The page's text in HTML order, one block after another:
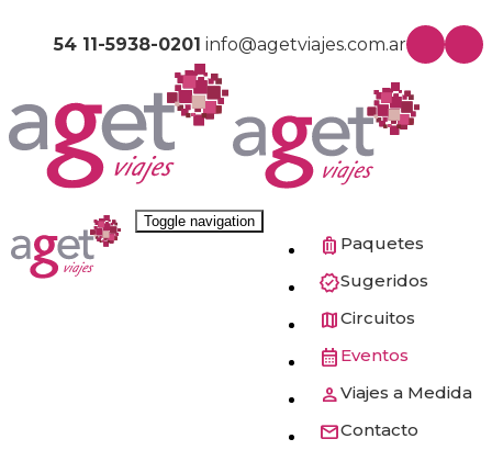
54 11-5938-0201 info@agetviajes.com.ar
Toggle navigation
Paquetes
Sugeridos
Circuitos
Eventos
Viajes a Medida
Contacto